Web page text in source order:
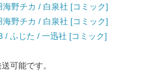
野チカ / 白泉社 [コミック]
野チカ / 白泉社 [コミック]
/ ふじた / 一迅社 [コミック]
可能です。